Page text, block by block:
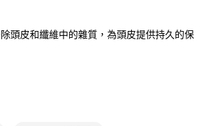
後1-3個工作天送達
發貨後1-3個工作天送達
頭皮和纖維中的雜質，為頭皮提供持久的保